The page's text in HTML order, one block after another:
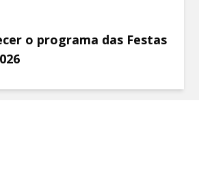
o programa das Festas